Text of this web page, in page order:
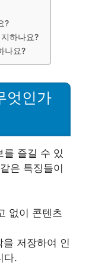
?
하나요?
나요?
엇인가
를 즐길 수 있
은 특징들이
없이 콘텐츠
저장하여 인
다.